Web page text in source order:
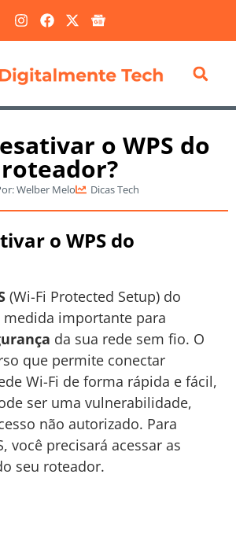
o WPS do
roteador?
Welber Melo Dicas Tech
o WPS do
(Wi-Fi Protected Setup) do
importante para
da sua rede sem fio. O
que permite conectar
Wi-Fi de forma rápida e fácil,
ser uma vulnerabilidade,
não autorizado. Para
você precisará acessar as
seu roteador.